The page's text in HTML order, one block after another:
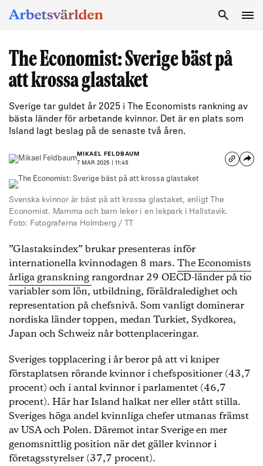
SÖK
The Economist: Sverige bäst på
att krossa glastaket
Sverige tar guldet år 2025 i The Economists rankning av
bästa länder för arbetande kvinnor. Det är en plats som
Island lagt beslag på de senaste två åren.
MIKAEL FELDBAUM
7 MAR 2025 | 11:45
Svenska kvinnor är bäst på att krossa glastaket, enligt The
Economist. Mamma och barn leker i en lekpark i Hallstavik.
Foto: Fotograferna Holmberg / TT
”Glastaksindex” brukar presenteras inför
internationella kvinnodagen 8 mars. The Economists
årliga granskning rangordnar 29 OECD-länder på tio
variabler som lön, utbildning, föräldraledighet och
representation på chefsnivå. Som vanligt dominerar
nordiska länder toppen, medan Turkiet, Sydkorea,
Japan och Schweiz når bottenplaceringar.
Sveriges topplacering i år beror på att vi kniper
förstaplatsen rörande kvinnor i chefspositioner (43,7
procent) och i antal kvinnor i parlamentet (46,7
procent). Här har Island halkat ner eller stått stilla.
Sveriges höga andel kvinnliga chefer utmanas främst
av USA och Polen. Däremot intar Sverige en mer
genomsnittlig position när det gäller kvinnor i
företagsstyrelser (37,7 procent).